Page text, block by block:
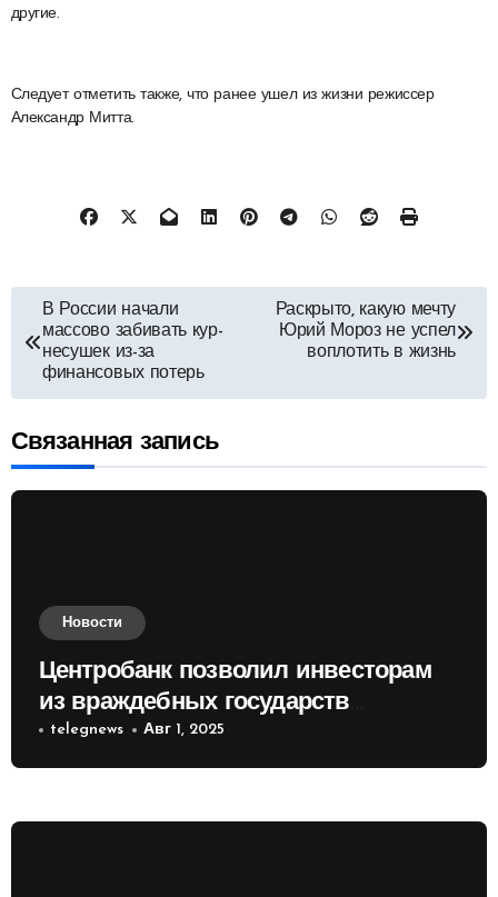
другие.
Следует отметить также, что ранее ушел из жизни режиссер
Александр Митта.
Навигация
по
записям
В России начали
массово забивать кур-
несушек из-за
финансовых потерь
Раскрыто, какую мечту
Юрий Мороз не успел
воплотить в жизнь
Связанная запись
Новости
Центробанк позволил инвесторам
из враждебных государств
приобретать валюту
telegnews Авг 1, 2025